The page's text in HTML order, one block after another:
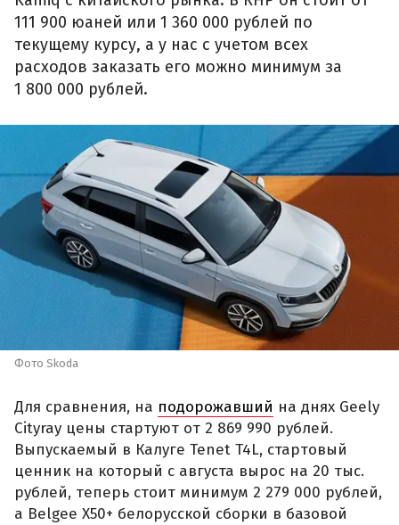
111 900 юаней или 1 360 000 рублей по
текущему курсу, а у нас с учетом всех
расходов заказать его можно минимум за
1 800 000 рублей.
Фото Skoda
Для сравнения, на подорожавший на днях Geely
Cityray цены стартуют от 2 869 990 рублей.
Выпускаемый в Калуге Tenet T4L, стартовый
ценник на который с августа вырос на 20 тыс.
рублей, теперь стоит минимум 2 279 000 рублей,
а Belgee X50+ белорусской сборки в базовой